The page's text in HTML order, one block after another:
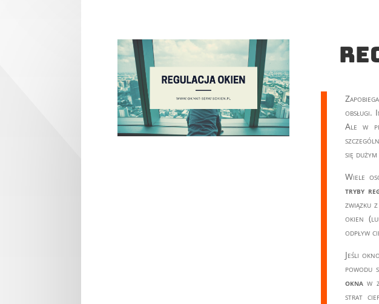
obsługi.
Ale w
się
Wiele
tryby
związku
okien
odpływ
Jeśli
powodu
okna w
strat